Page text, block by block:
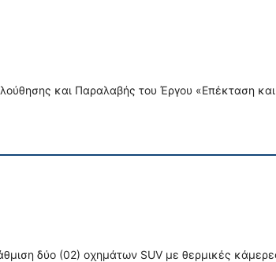
και Παραλαβής του Έργου «Επέκταση
δύο (02) οχημάτων SUV με θερμικές